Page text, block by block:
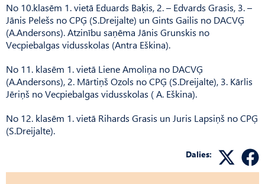
No 10.klasēm 1. vietā Eduards Baķis, 2. – Edvards Grasis, 3. –
Jānis Pelešs no CPĢ (S.Dreijalte) un Gints Gailis no DACVĢ
(A.Andersons). Atzinību saņēma Jānis Grunskis no
Vecpiebalgas vidusskolas (Antra Eškina).
No 11. klasēm 1. vietā Liene Amoliņa no DACVĢ
(A.Andersons), 2. Mārtiņš Ozols no CPĢ (S.Dreijalte), 3. Kārlis
Jēriņš no Vecpiebalgas vidusskolas ( A. Eškina).
No 12. klasēm 1. vietā Rihards Grasis un Juris Lapsiņš no CPĢ
(S.Dreijalte).
Dalies: